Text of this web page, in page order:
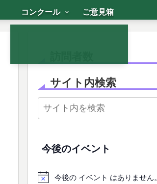
コンクール ご意見箱
サイト内検索
今後のイベント
今後の イベント はありません。